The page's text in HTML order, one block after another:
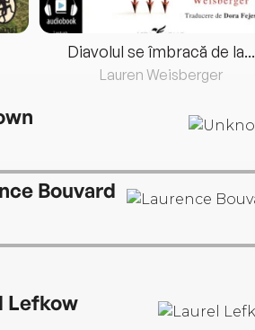
Diavolul se îmbracă de la...
Lauren Weisberger
Bouvard
Lefkow